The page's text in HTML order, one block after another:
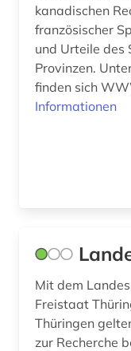
eu (1)
kanadischen
französischer
und Urteile des
Provinzen.
finden sich
Informationen
Mit dem
Freistaat
Thüringen
zur Recherche bereit: Sie haben